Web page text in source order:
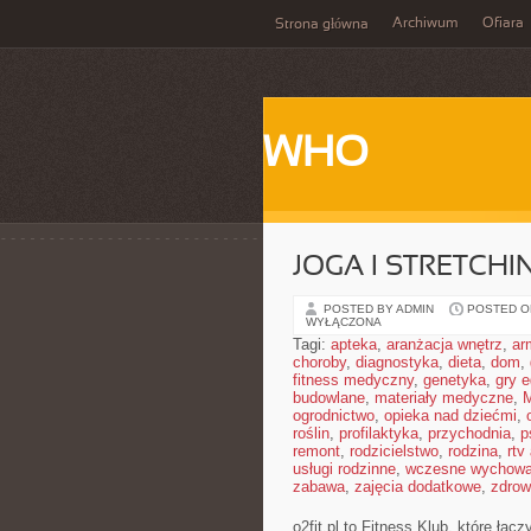
Strona główna Archiwum Ofiara
WHO
JOGA I
POSTED BY ADMIN POSTED
WYŁĄCZONA
Tagi: apteka, aranżacja wnętrz,
choroby, diagnostyka, dieta, dom,
fitness medyczny, genetyka, gry
budowlane, materiały medyczne,
ogrodnictwo, opieka nad dziećmi,
roślin, profilaktyka, przychodnia,
remont, rodzicielstwo, rodzina, rtv
usługi rodzinne, wczesne
zabawa, zajęcia dodatkowe,
o2fit.pl to Fitness Klub, które